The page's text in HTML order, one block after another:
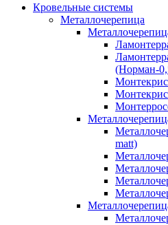
Кровельные системы
Металлочерепица
(Норман-
matt)